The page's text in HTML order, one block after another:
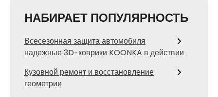
НАБИРАЕТ ПОПУЛЯРНОСТЬ
Всесезонная защита автомобиля
надежные 3D-коврики KOONKA в действии
Кузовной ремонт и восстановление
геометрии